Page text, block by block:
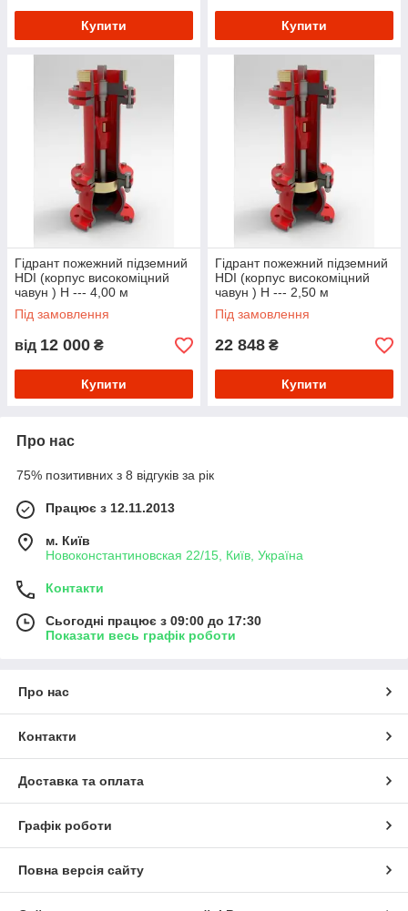
Купити Купити
Гідрант пожежний підземний
HDI (корпус високоміцний
чавун ) Н --- 4,00 м
Під замовлення
від 12 000 ₴
Купити
Гідрант пожежний підземний
HDI (корпус високоміцний
чавун ) Н --- 2,50 м
Під замовлення
22 848 ₴
Купити
Про нас
75% позитивних з 8 відгуків за рік
Працює з 12.11.2013
м. Київ
Новоконстантиновская 22/15, Київ, Україна
Контакти
Сьогодні працює з 09:00 до 17:30
Показати весь графік роботи
Про нас
Контакти
Доставка та оплата
Графік роботи
Повна версія сайту